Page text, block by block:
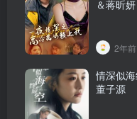
＆蒋昕妍
2年前
情深似
董子源